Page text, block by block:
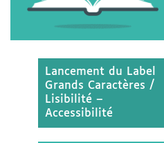
Lancement du Label
Grands Caractères /
Lisibilité –
Accessibilité